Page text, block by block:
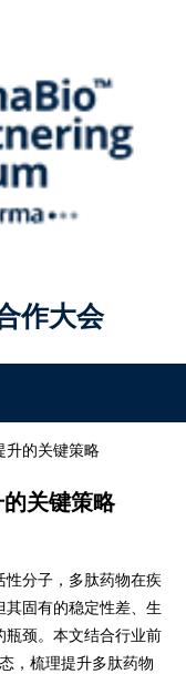
作大会
升的关键策略
关键策略
性分子，多肽药物在疾
固有的稳定性差、生
瓶颈。本文结合行业前
，梳理提升多肽药物